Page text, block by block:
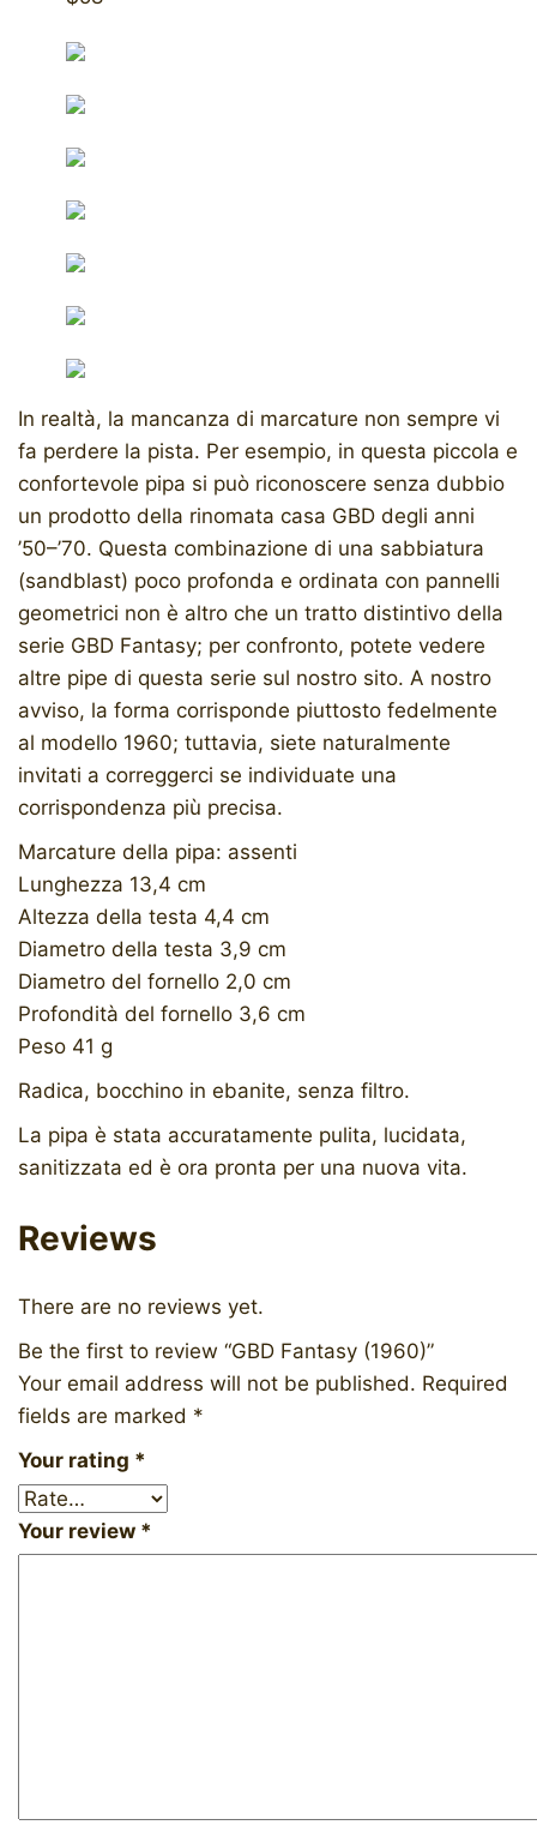
In realtà, la mancanza di marcature non sempre vi
fa perdere la pista. Per esempio, in questa piccola e
confortevole pipa si può riconoscere senza dubbio
un prodotto della rinomata casa GBD degli anni
’50–’70. Questa combinazione di una sabbiatura
(sandblast) poco profonda e ordinata con pannelli
geometrici non è altro che un tratto distintivo della
serie GBD Fantasy; per confronto, potete vedere
altre pipe di questa serie sul nostro sito. A nostro
avviso, la forma corrisponde piuttosto fedelmente
al modello 1960; tuttavia, siete naturalmente
invitati a correggerci se individuate una
corrispondenza più precisa.
Marcature della pipa: assenti
Lunghezza 13,4 cm
Altezza della testa 4,4 cm
Diametro della testa 3,9 cm
Diametro del fornello 2,0 cm
Profondità del fornello 3,6 cm
Peso 41 g
Radica, bocchino in ebanite, senza filtro.
La pipa è stata accuratamente pulita, lucidata,
sanitizzata ed è ora pronta per una nuova vita.
Reviews
There are no reviews yet.
Be the first to review “GBD Fantasy (1960)”
Your email address will not be published. Required
fields are marked *
Your rating *
Your review *